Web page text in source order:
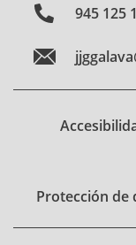
945 125
Protección de